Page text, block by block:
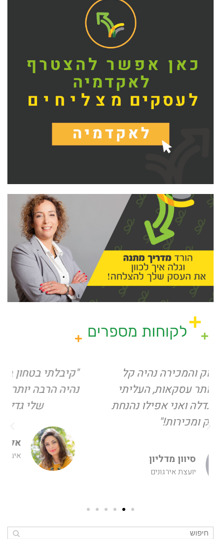
"קיבלתי בטחון במה שאני עושה והכל
נהיה הרבה יותר פשוט ויעיל. ההכנסה
שלי גדלה פי שתיים!
אימהות רגועה, מובילה ומאושרת